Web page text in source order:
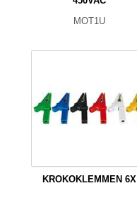
MOT1U
KROKOKLEMMEN 6X